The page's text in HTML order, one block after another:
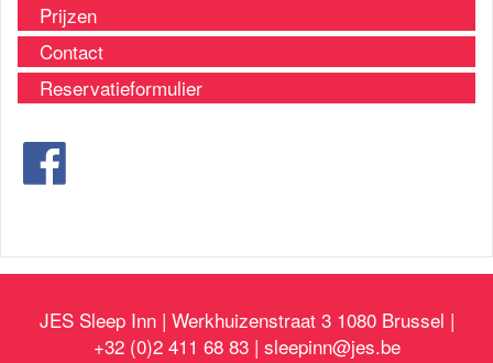
Prijzen
Contact
Reservatieformulier
JES Sleep Inn | Werkhuizenstraat 3 1080 Brussel |
+32 (0)2 411 68 83 | sleepinn@jes.be